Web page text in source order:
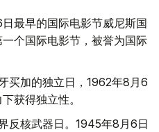
最早的国际电影节威尼斯国
个国际电影节，被誉为国际
买加的独立日，1962年8月6
获得独立性。
反核武器日。1945年8月6日